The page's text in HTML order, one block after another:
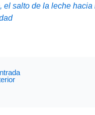
el salto de la leche hacia